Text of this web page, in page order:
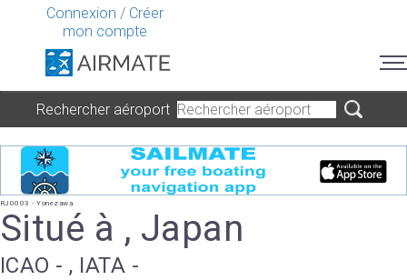
Connexion / Créer
mon compte
Rechercher aéroport
RJ0003 - Yonezawa
Situé à , Japan
ICAO - , IATA -